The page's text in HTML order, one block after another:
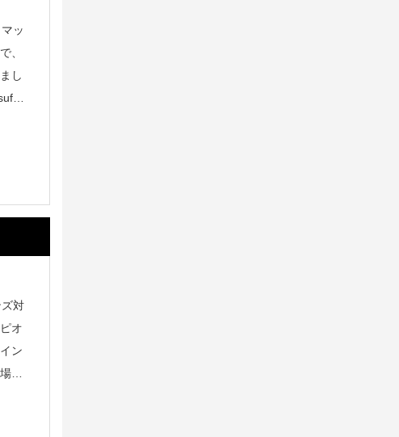
ッ
、
し
対
オ
ン
す